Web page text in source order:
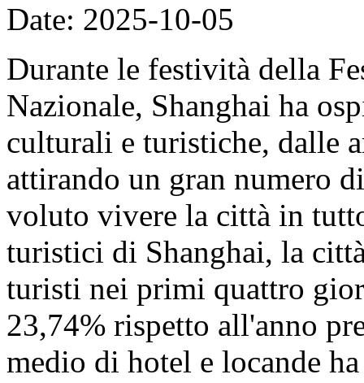
Date: 2025-10-05
Durante le festività della
Nazionale, Shanghai ha
culturali e turistiche, dalle
attirando un gran numero
voluto vivere la città in
turistici di Shanghai, la
turisti nei primi quattro
23,74% rispetto all'anno
medio di hotel e locande